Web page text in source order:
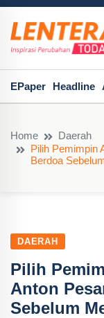
EPaper Headline
Home
Daerah
Pilih Pemimpin
Berdoa
DAERAH
Pilih
Anton
Sebelum